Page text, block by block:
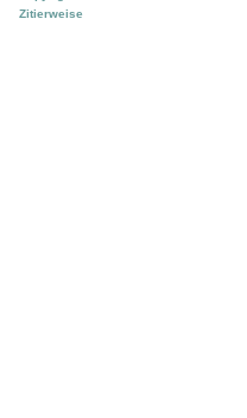
Zitierweise